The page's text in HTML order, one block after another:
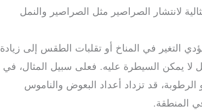
لانتشار الصراصير مثل الصراصير والنمل
يؤدي التغير في المناخ أو تقلبات الطقس إلى زيادة
لا يمكن السيطرة عليه. فعلى سبيل المثال، في
الرطوبة، قد تزداد أعداد البعوض والناموس
المنطقة.